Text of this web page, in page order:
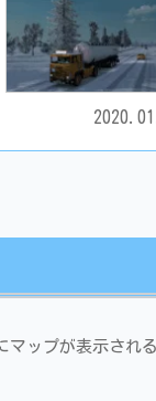
マップが表示され